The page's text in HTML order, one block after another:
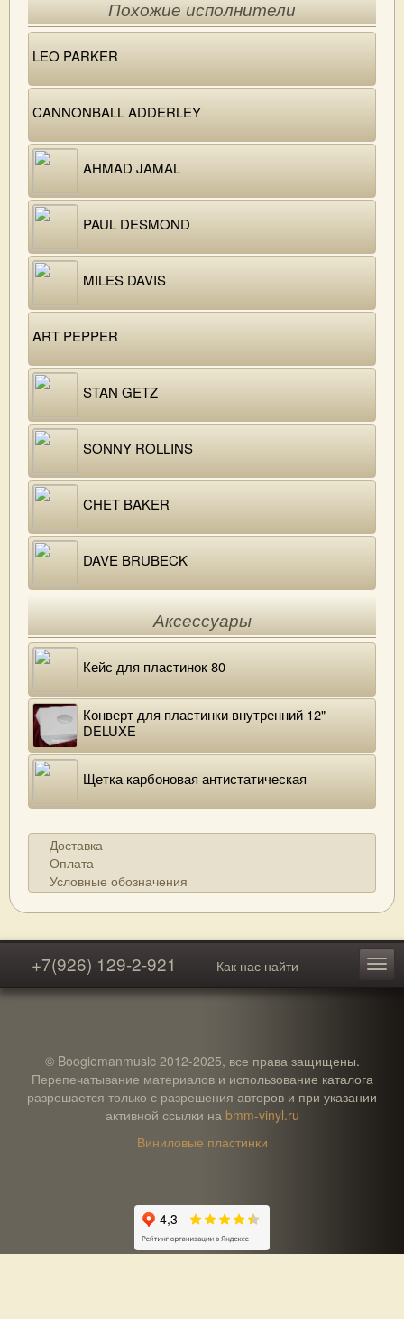
Похожие исполнители
LEO PARKER
CANNONBALL ADDERLEY
AHMAD JAMAL
PAUL DESMOND
MILES DAVIS
ART PEPPER
STAN GETZ
SONNY ROLLINS
CHET BAKER
DAVE BRUBECK
Аксессуары
Кейс для пластинок 80
Конверт для пластинки внутренний 12"
DELUXE
Щетка карбоновая антистатическая
Доставка
Оплата
Условные обозначения
+7(926) 129-2-921 Как нас найти
© Boogiemanmusic 2012-2025, все права защищены.
Перепечатывание материалов и использование каталога
разрешается только с разрешения авторов и при указании
активной ссылки на bmm-vinyl.ru
Виниловые пластинки